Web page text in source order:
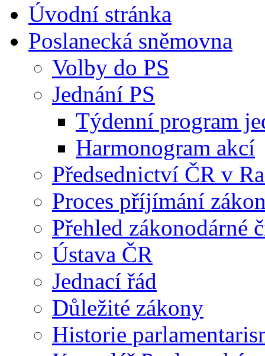
Úvodní stránka
Poslanecká sněmovna
Volby do PS
Jednání PS
Týdenní program
Harmonogram akcí
Předsednictví ČR v
Proces příjímání
Přehled zákonodárné
Ústava ČR
Jednací řád
Důležité zákony
Historie